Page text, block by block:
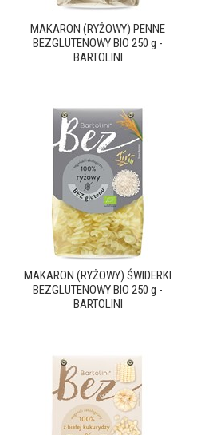
MAKARON (RYŻOWY) PENNE
BEZGLUTENOWY BIO 250 g -
BARTOLINI
MAKARON (RYŻOWY) ŚWIDERKI
BEZGLUTENOWY BIO 250 g -
BARTOLINI